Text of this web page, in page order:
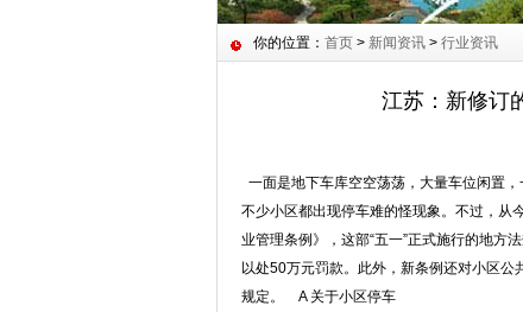
你的位置： 首页 > 新闻资讯 > 行业资讯
江苏：新修订
一面是地下车库空空荡荡，大量车位闲置
不少小区都出现停车难的怪现象。不过，从
业管理条例》，这部“五一”正式施行的地方
以处50万元罚款。此外，新条例还对小区公
规定。 A 关于小区停车